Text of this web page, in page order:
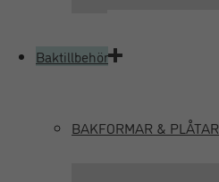
Baktillbehör
BAKFORMAR & PLÅTAR